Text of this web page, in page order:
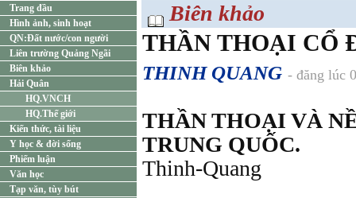
Trang đầu
Hình ảnh, sinh hoạt
QN:Đất nước/con người
Liên trường Quảng Ngãi
Biên khảo
Hải Quân
HQ.VNCH
HQ.Thế giới
Kiến thức, tài liệu
Y học & đời sống
Phiếm luận
Văn học
Tạp văn, tùy bút
Biên khảo
THẦN THOẠI CỔ
THINH QUANG - đăng lúc
THẦN THOẠI VÀ
TRUNG QUỐC.
Thinh-Quang